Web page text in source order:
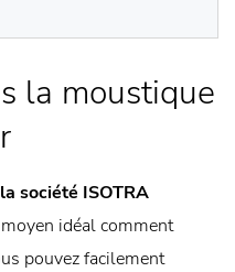
la moustique
société ISOTRA
idéal comment
pouvez facilement